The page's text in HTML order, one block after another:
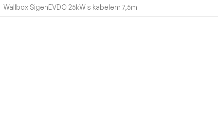
Sety Novinky
Wallbox SigenEVDC 25kW s kabelem 7,5m